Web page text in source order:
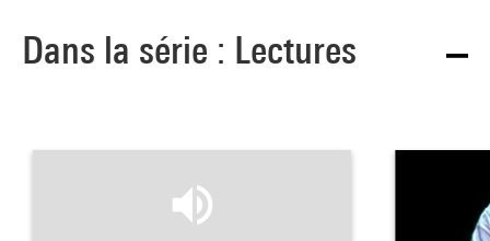
Dans la série : Lectures